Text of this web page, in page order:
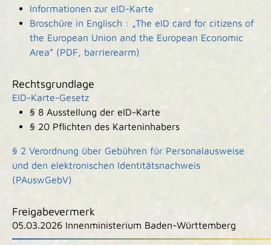
Informationen zur eID-Karte
Broschüre in Englisch : „The eID card for citizens of
the European Union and the European Economic
Area” (PDF, barrierearm)
Rechtsgrundlage
EID-Karte-Gesetz
§ 8 Ausstellung der eID-Karte
§ 20 Pflichten des Karteninhabers
§ 2 Verordnung über Gebühren für Personalausweise
und den elektronischen Identitätsnachweis
(PAuswGebV)
Freigabevermerk
05.03.2026 Innenministerium Baden-Württemberg